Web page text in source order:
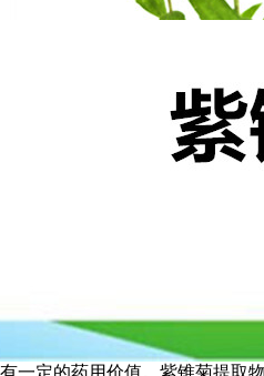
一定的药用价值。紫锥菊提取